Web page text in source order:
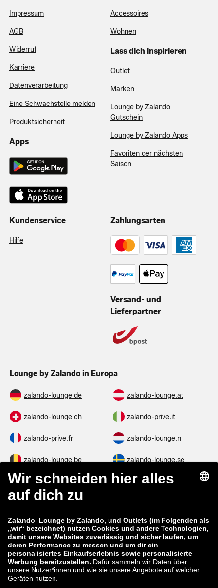
Impressum
AGB
Widerruf
Karriere
Datenverarbeitung
Eine Schwachstelle melden
Produktsicherheit
Apps
Accessoires
Wohnen
Lass dich inspirieren
Outlet
Marken
Lounge by Zalando
Gutschein
Lounge by Zalando Apps
Favoriten der nächsten
Saison
Kundenservice
Hilfe
Zahlungsarten
Versand- und
Lieferpartner
Lounge by Zalando in Europa
zalando-lounge.de zalando-lounge.at
zalando-lounge.ch zalando-prive.it
zalando-prive.fr zalando-lounge.nl
zalando-lounge.be zalando-lounge.se
zalando-lounge.fi zalando-lounge.dk
zalando-lounge.co.uk
zalando-prive.es zalando-lounge.cz
zalando-lounge.lt zalando-lounge.sk
zalando-lounge.ro zalando-lounge.hr